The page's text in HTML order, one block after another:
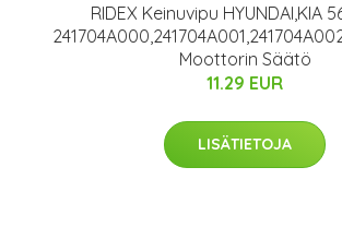
RIDEX Keinuvipu HYUNDAI,KIA
Moottorin Säätö
11.29 EUR
LISÄTIETOJA